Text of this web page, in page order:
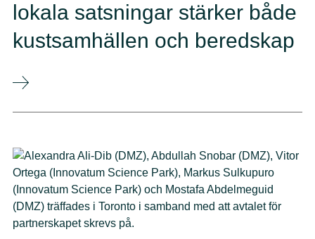
lokala satsningar stärker både
kustsamhällen och beredskap